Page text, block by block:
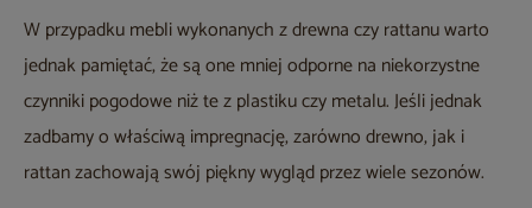
W przypadku mebli wykonanych z drewna czy rattanu warto
jednak pamiętać, że są one mniej odporne na niekorzystne
czynniki pogodowe niż te z plastiku czy metalu. Jeśli jednak
zadbamy o właściwą impregnację, zarówno drewno, jak i
rattan zachowają swój piękny wygląd przez wiele sezonów.